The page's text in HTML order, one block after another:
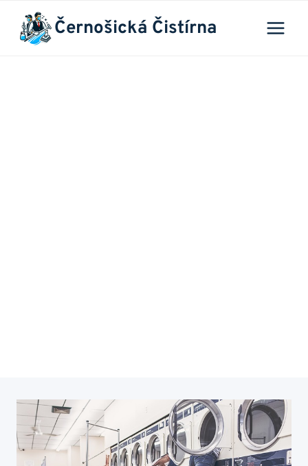
Přeskočit
obsah
Černošická Čistírna